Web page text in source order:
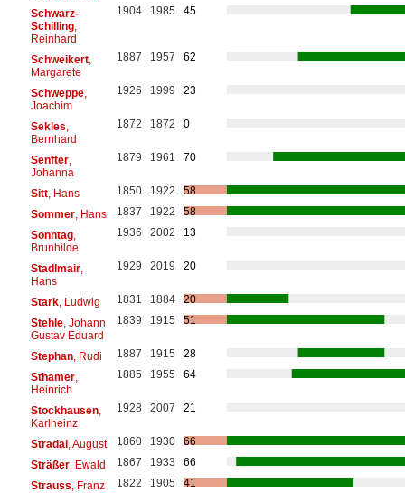
Schwarz-
Schilling,
Reinhard
1904 1985 45
Schweikert,
Margarete
1887 1957 62
Schweppe,
Joachim
1926 1999 23
Sekles,
Bernhard
1872 1872 0
Senfter,
Johanna
1879 1961 70
Sitt, Hans 1850 1922
58
Sommer, Hans 1837 1922
58
Sonntag,
Brunhilde
1936 2002 13
Stadlmair,
Hans
1929 2019 20
Stark, Ludwig 1831 1884
20
Stehle, Johann
Gustav Eduard
1839 1915 51
Stephan, Rudi 1887 1915
28
Sthamer,
Heinrich
1885 1955 64
Stockhausen,
Karlheinz
1928 2007 21
Stradal, August 1860 1930
66
Sträßer, Ewald 1867 1933
66
Strauss, Franz 1822 1905
41